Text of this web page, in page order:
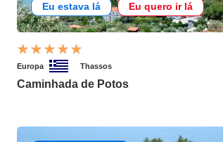
Eu estava lá Eu quero ir lá
Europa Thassos
Caminhada de Potos